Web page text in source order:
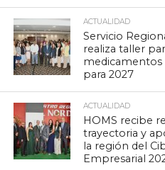
ACTUALIDAD
Servicio
realiza taller
medicamentos
para 2027
ACTUALIDAD
HOMS recibe
trayectoria y
la región del
Empresarial